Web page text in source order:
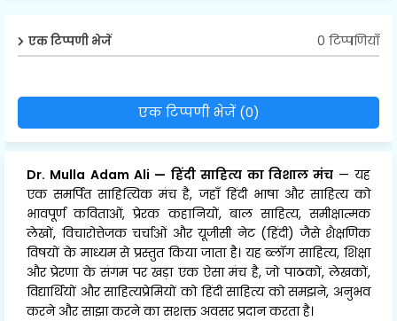
एक टिप्पणी भेजें 0 टिप्पणियाँ
एक टिप्पणी भेजें (0)
Dr. Mulla Adam Ali — हिंदी साहित्य का विशाल मंच — यह
एक समर्पित साहित्यिक मंच है, जहाँ हिंदी भाषा और साहित्य को
भावपूर्ण कविताओं, प्रेरक कहानियों, बाल साहित्य, समीक्षात्मक
लेखों, विचारोत्तेजक चर्चाओं और यूजीसी नेट (हिंदी) जैसे शैक्षणिक
विषयों के माध्यम से प्रस्तुत किया जाता है। यह ब्लॉग साहित्य, शिक्षा
और प्रेरणा के संगम पर खड़ा एक ऐसा मंच है, जो पाठकों, लेखकों,
विद्यार्थियों और साहित्यप्रेमियों को हिंदी साहित्य को समझने, अनुभव
करने और साझा करने का सशक्त अवसर प्रदान करता है।